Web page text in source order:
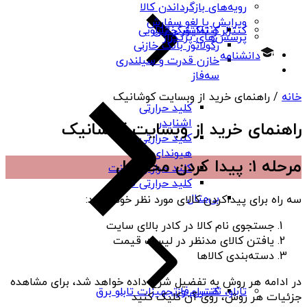
کلید حرارتی
اشنایدر
کلید حرارتی
هیوندای
کلید حرارتی چینت
کلید حرارتی PNS
بی‌متال
کنتاکتور خازنی
رگولاتور بانک خازنی
خازن قدرت و سیلندری
سه‌فاز
کنترلر و نمایشگر تابلویی
کنترل فاز
تابلو، تقسیم و تجهیزات تابلو برق
رویه‌های بازگرداندن کالا
ویرایش یا لغو سفارش
پرسش‌های پرتکرار
دانشنامه
خانه / راهنمای خرید از وبسایت کوشانیک
راهنمای خرید از وبسایت کوشانیک
مرحله 1: پیدا کردن محصول
سه راه برای پیداکردن کالای مورد نظر خود دارید:
جستجوی نام کالا در کادر بالای سایت
یافتن کالای مدنظر در لیست قیمت
دسته‌بندی کالاها
در ادامه هر روش به تفضیل شرح داده خواهد شد، برای مشاهده
جزئیات هر روش، روی آن کلیک کنید